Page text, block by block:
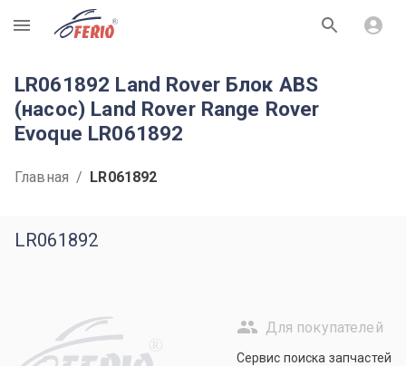
R
LR061892 Land Rover Блок ABS
(насос) Land Rover Range Rover
Evoque LR061892
Главная / LR061892
LR061892
R
Для покупателей
Сервис поиска запчастей